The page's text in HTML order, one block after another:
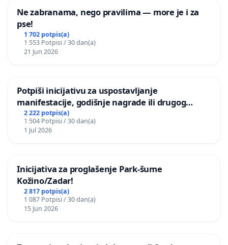
Ne zabranama, nego pravilima — more je i za
pse!
1 702 potpis(a)
1 553 Potpisi / 30 dan(a)
21 Jun 2026
Potpiši inicijativu za uspostavljanje
manifestacije, godišnje nagrade ili drugog
javnog događaja „Edin Avdić“ u Sarajevu
2 222 potpis(a)
1 504 Potpisi / 30 dan(a)
1 Jul 2026
Inicijativa za proglašenje Park-šume
Kožino/Zadar!
2 817 potpis(a)
1 087 Potpisi / 30 dan(a)
15 Jun 2026